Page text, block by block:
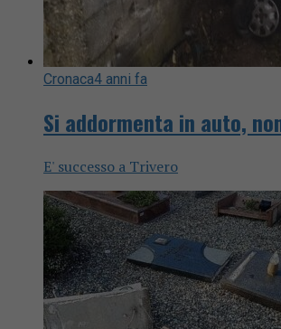
Cronaca4 anni fa
Si addormenta in auto,
E' successo a Trivero